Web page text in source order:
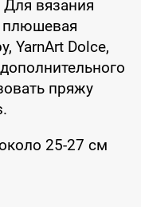
вязания
плюшевая
YarnArt Dolce,
пряжу
25-27 см